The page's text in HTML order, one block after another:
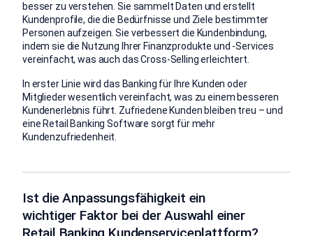
besser zu verstehen. Sie sammelt Daten und erstellt
Kundenprofile, die die Bedürfnisse und Ziele bestimmter
Personen aufzeigen. Sie verbessert die Kundenbindung,
indem sie die Nutzung Ihrer Finanzprodukte und -Services
vereinfacht, was auch das Cross-Selling erleichtert.
In erster Linie wird das Banking für Ihre Kunden oder
Mitglieder wesentlich vereinfacht, was zu einem besseren
Kundenerlebnis führt. Zufriedene Kunden bleiben treu – und
eine Retail Banking Software sorgt für mehr
Kundenzufriedenheit.
Ist die Anpassungsfähigkeit ein
wichtiger Faktor bei der Auswahl einer